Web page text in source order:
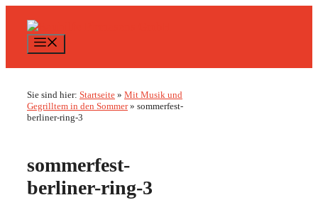
Inhalt
springen
Sie sind hier: Startseite » Mit Musik und
Gegrilltem in den Sommer» sommerfest-
berliner-ring-3
sommerfest-
berliner-ring-3